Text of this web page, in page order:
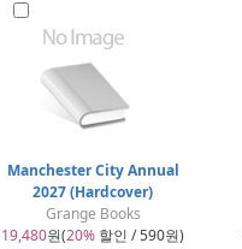
Manchester City Annual
2027 (Hardcover)
Grange Books
19,480원(20% 할인 / 590원)